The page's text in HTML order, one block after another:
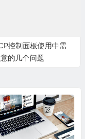
控制面板使用中需
的几个问题